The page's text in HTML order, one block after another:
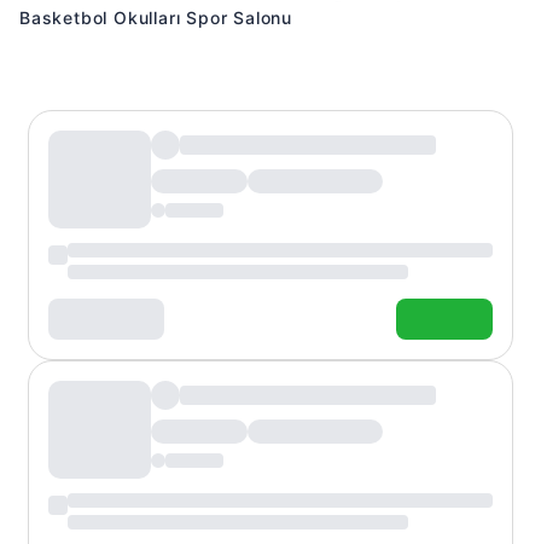
Basketbol Okulları Spor Salonu